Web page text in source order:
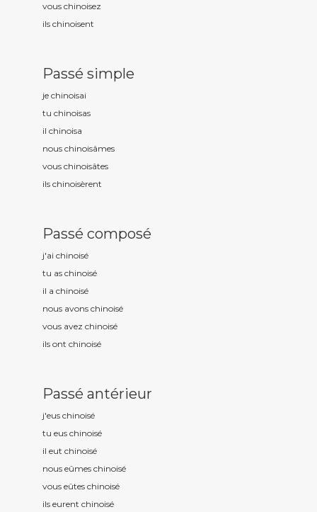
vous chinoisez
ils chinoisent
Passé simple
je chinoisai
tu chinoisas
il chinoisa
nous chinoisâmes
vous chinoisâtes
ils chinoisèrent
Passé composé
j'ai chinoisé
tu as chinoisé
il a chinoisé
nous avons chinoisé
vous avez chinoisé
ils ont chinoisé
Passé antérieur
j'eus chinoisé
tu eus chinoisé
il eut chinoisé
nous eûmes chinoisé
vous eûtes chinoisé
ils eurent chinoisé